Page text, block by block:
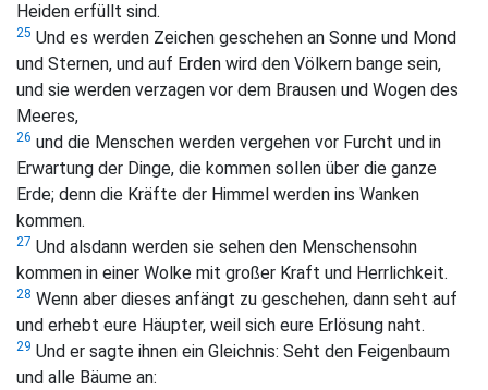
Heiden erfüllt sind.
25 Und es werden Zeichen geschehen an Sonne und Mond
und Sternen, und auf Erden wird den Völkern bange sein,
und sie werden verzagen vor dem Brausen und Wogen des
Meeres,
26 und die Menschen werden vergehen vor Furcht und in
Erwartung der Dinge, die kommen sollen über die ganze
Erde; denn die Kräfte der Himmel werden ins Wanken
kommen.
27 Und alsdann werden sie sehen den Menschensohn
kommen in einer Wolke mit großer Kraft und Herrlichkeit.
28 Wenn aber dieses anfängt zu geschehen, dann seht auf
und erhebt eure Häupter, weil sich eure Erlösung naht.
29 Und er sagte ihnen ein Gleichnis: Seht den Feigenbaum
und alle Bäume an: